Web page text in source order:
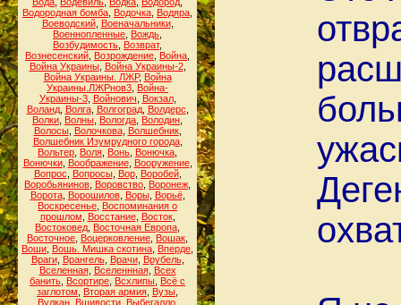
Водородная бомба Водочка Водяра
Воеводский, Военачальники,
Военнопленные Вождь
Возбудимость Возврат,
Вознесенский Возрождение Война
Война Украины, Война Украины-2,
Война Украины. ЛЖР, Война
Украины.ЛЖРнов3 Война-
Украины-3, Войнович Вокзал,
Воланд, Волга, Волгоград, Волдерс
Волки Волны Вологда Володин
Волосы, Волочкова, Волшебник,
Волшебник Изумрудного города,
Вольтер Воля Вонь Вонючка
Вонючки, Воображение, Вооружение,
Вопрос
Вопросы, Вор, Воробей,
Воробьянинов Воровство Воронеж
Ворота, Ворошилов, Воры, Ворьё,
Воскресенье Воспоминания о
прошлом
Восстание, Восток,
Востоковед Восточная Европа
Восточное Воцерковление Вошак
Воши Вошь. Мишка скотина Вперде
Враги, Врангель, Врачи, Врубель,
Вселенная, Вселеннная, Всех
банить Всортире Всхлипы Всё с
заглотом
Вторая армия Вузы
Вулкан, Вшивости, Выбегалло,